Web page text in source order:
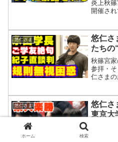
活の危
炎上秋
開催さ
たが悠
たね。
悠仁さま
悠仁
たちの
秋篠宮
参拝・
仁さまの
日に予
事も注
悠仁さま
悠仁さ
東京大
宮中
年会見
悠仁さ
ホーム 検索